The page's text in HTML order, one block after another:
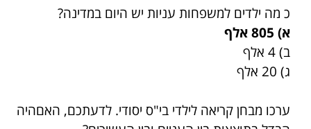
כ מה ילדים למשפחות עניות יש היום במדינה?
א) 805 אלף
ב) 4 אלף
ג) 20 אלף
ערכו מבחן קריאה לילדי בי"ס יסודי. לדעתכם, האםהיה